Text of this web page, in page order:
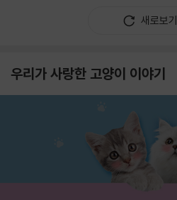
새로보기
우리가 사랑한 고양이 이야기